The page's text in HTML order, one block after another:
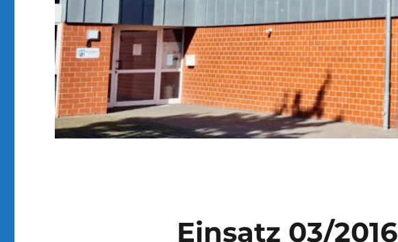
Einsatz 03/2016